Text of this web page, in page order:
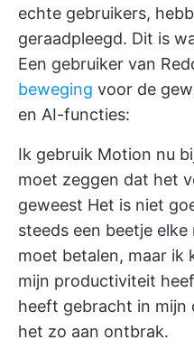
echte gebruikers,
geraadpleegd. Dit is
Een gebruiker van
beweging voor de
en AI-functies:
Ik gebruik Motion nu
moet zeggen dat het
geweest Het is niet
steeds een beetje
moet betalen, maar ik
mijn productiviteit
heeft gebracht in mijn
het zo aan ontbrak.